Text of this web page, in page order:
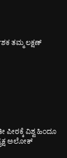
ತಮ್ಮ ಲಕ್ಷಣ್
ಪೀಠಕ್ಕೆ ವಿಶ್ವ ಹಿಂದೂ
ಅಲೋಕ್